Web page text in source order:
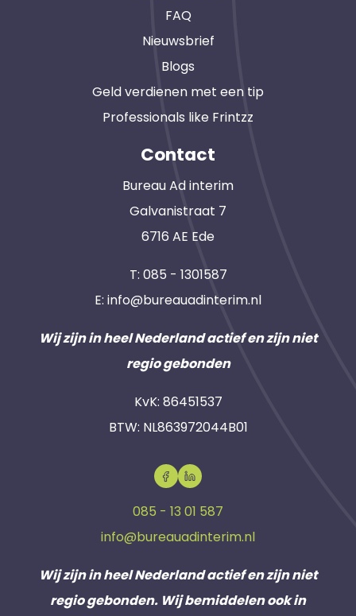
FAQ
Nieuwsbrief
Blogs
Geld verdienen met een tip
Professionals like Frintzz
Contact
Bureau Ad interim
Galvanistraat 7
6716 AE Ede
T: 085 - 1301587
E: info@bureauadinterim.nl
Wij zijn in heel Nederland actief en zijn niet
regio gebonden
KvK: 86451537
BTW: NL863972044B01
085 - 13 01 587
info@bureauadinterim.nl
Wij zijn in heel Nederland actief en zijn niet
regio gebonden. Wij bemiddelen ook in